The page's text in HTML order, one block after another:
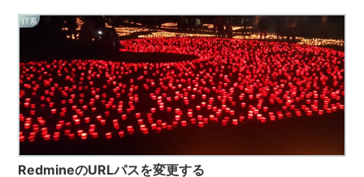
IT系
RedmineのURLパスを変更する